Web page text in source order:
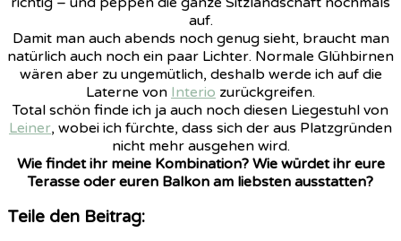
auf.
Damit man auch abends noch genug sieht, braucht man
natürlich auch noch ein paar Lichter. Normale Glühbirnen
wären aber zu ungemütlich, deshalb werde ich auf die
Laterne von Interio zurückgreifen.
Total schön finde ich ja auch noch diesen Liegestuhl von
Leiner, wobei ich fürchte, dass sich der aus Platzgründen
nicht mehr ausgehen wird.
Wie findet ihr meine Kombination? Wie würdet ihr eure
Terasse oder euren Balkon am liebsten ausstatten?
Teile den Beitrag: